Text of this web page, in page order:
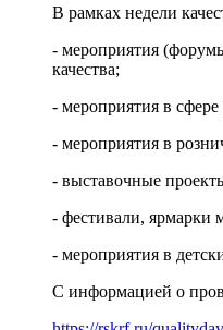
В рамках недели
- мероприятия
качества;
- мероприятия в
- мероприятия в
- выставочные
- фестивали, ярмарки
- мероприятия в
С информацией о